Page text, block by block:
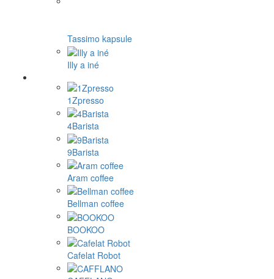
Tassimo kapsule
Illy a iné
1Zpresso
4Barista
9Barista
Aram coffee
Bellman coffee
BOOKOO
Cafelat Robot